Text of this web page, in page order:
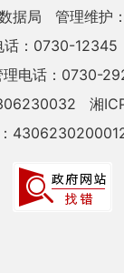
据局
管理维护
：0730-12345
理电话：0730-
湘